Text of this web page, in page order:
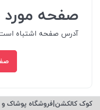
صفحه
آدرس صفحه اشتباه است
کوک کالکشن|فروشگاه پوشاک و